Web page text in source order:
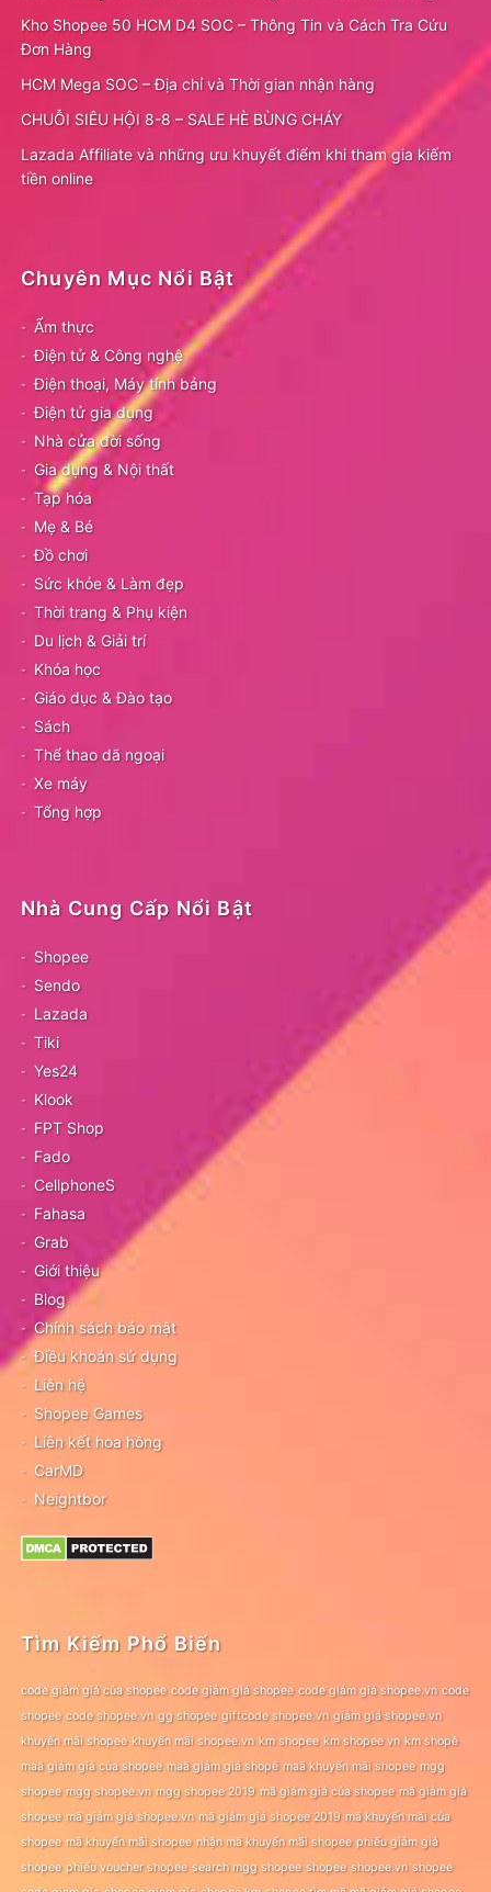
Kho Shopee 50 HCM D4 SOC – Thông Tin và Cách Tra Cứu
Đơn Hàng
HCM Mega SOC – Địa chỉ và Thời gian nhận hàng
CHUỖI SIÊU HỘI 8-8 – SALE HÈ BÙNG CHÁY
Lazada Affiliate và những ưu khuyết điểm khi tham gia kiếm
tiền online
Chuyên Mục Nổi Bật
Ẩm thực
Điện tử & Công nghệ
Điện thoại, Máy tính bảng
Điện tử gia dụng
Nhà cửa đời sống
Gia dụng & Nội thất
Tạp hóa
Mẹ & Bé
Đồ chơi
Sức khỏe & Làm đẹp
Thời trang & Phụ kiện
Du lịch & Giải trí
Khóa học
Giáo dục & Đào tạo
Sách
Thể thao dã ngoại
Xe máy
Tổng hợp
Nhà Cung Cấp Nổi Bật
Shopee
Sendo
Lazada
Tiki
Yes24
Klook
FPT Shop
Fado
CellphoneS
Fahasa
Grab
Giới thiệu
Blog
Chính sách bảo mật
Điều khoản sử dụng
Liên hệ
Shopee Games
Liên kết hoa hồng
CarMD
Neightbor
Tìm Kiếm Phổ Biến
code giảm giá của shopee code giảm giá shopee code giảm giá shopee.vn code
shopee code shopee.vn gg shopee giftcode shopee.vn giảm giá shopee.vn
khuyến mãi shopee khuyến mãi shopee.vn km shopee km shopee vn km shopê
maã giảm giá của shopee maã giảm giá shopê maã khuyến mãi shopee mgg
shopee mgg shopee.vn mgg shopee 2019 mã giảm giá của shopee mã giảm giá
shopee mã giảm giá shopee.vn mã giảm giá shopee 2019 mã khuyến mãi của
shopee mã khuyến mãi shopee nhận mã khuyến mãi shopee phiếu giảm giá
shopee phiếu voucher shopee search mgg shopee shopee shopee.vn shopee